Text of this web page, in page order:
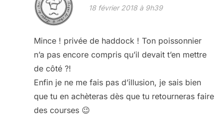
18 février 2018 à 9h39
Mince ! privée de haddock ! Ton poissonnier
n’a pas encore compris qu’il devait t’en mettre
de côté ?!
Enfin je ne me fais pas d’illusion, je sais bien
que tu en achèteras dès que tu retourneras faire
des courses 😉